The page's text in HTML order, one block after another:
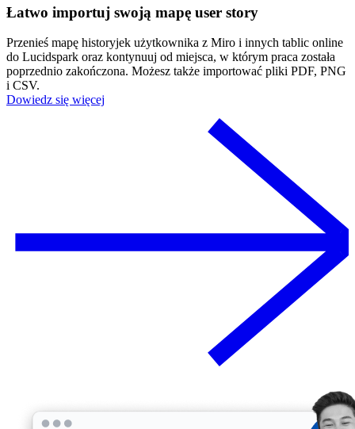
Łatwo importuj swoją mapę user story
Przenieś mapę historyjek użytkownika z Miro i innych tablic online
do Lucidspark oraz kontynuuj od miejsca, w którym praca została
poprzednio zakończona. Możesz także importować pliki PDF, PNG
i CSV.
Dowiedz się więcej